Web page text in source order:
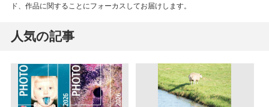
ド、作品に関することにフォーカスしてお届けします。
人気の記事